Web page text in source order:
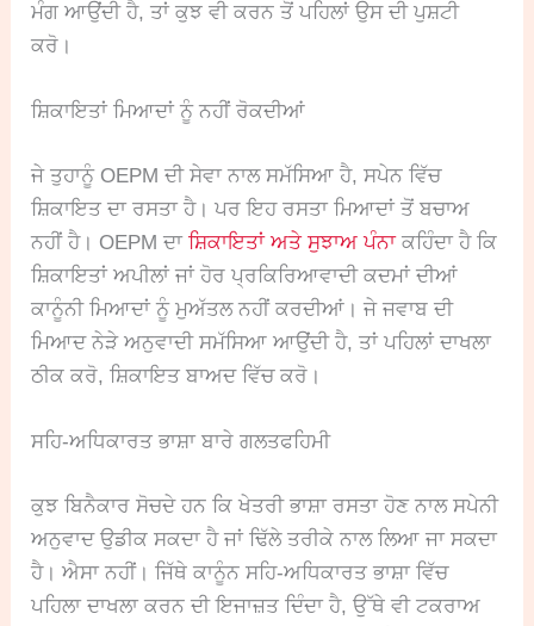
ਮੰਗ ਆਉਂਦੀ ਹੈ, ਤਾਂ ਕੁਝ ਵੀ ਕਰਨ ਤੋਂ ਪਹਿਲਾਂ ਉਸ ਦੀ ਪੁਸ਼ਟੀ
ਕਰੋ।
ਸ਼ਿਕਾਇਤਾਂ ਮਿਆਦਾਂ ਨੂੰ ਨਹੀਂ ਰੋਕਦੀਆਂ
ਜੇ ਤੁਹਾਨੂੰ OEPM ਦੀ ਸੇਵਾ ਨਾਲ ਸਮੱਸਿਆ ਹੈ, ਸਪੇਨ ਵਿੱਚ
ਸ਼ਿਕਾਇਤ ਦਾ ਰਸਤਾ ਹੈ। ਪਰ ਇਹ ਰਸਤਾ ਮਿਆਦਾਂ ਤੋਂ ਬਚਾਅ
ਨਹੀਂ ਹੈ। OEPM ਦਾਸ਼ਿਕਾਇਤਾਂ ਅਤੇ ਸੁਝਾਅ ਪੰਨਾਕਹਿੰਦਾ ਹੈ ਕਿ
ਸ਼ਿਕਾਇਤਾਂ ਅਪੀਲਾਂ ਜਾਂ ਹੋਰ ਪ੍ਰਕਿਰਿਆਵਾਦੀ ਕਦਮਾਂ ਦੀਆਂ
ਕਾਨੂੰਨੀ ਮਿਆਦਾਂ ਨੂੰ ਮੁਅੱਤਲ ਨਹੀਂ ਕਰਦੀਆਂ। ਜੇ ਜਵਾਬ ਦੀ
ਮਿਆਦ ਨੇੜੇ ਅਨੁਵਾਦੀ ਸਮੱਸਿਆ ਆਉਂਦੀ ਹੈ, ਤਾਂ ਪਹਿਲਾਂ ਦਾਖਲਾ
ਠੀਕ ਕਰੋ, ਸ਼ਿਕਾਇਤ ਬਾਅਦ ਵਿੱਚ ਕਰੋ।
ਸਹਿ-ਅਧਿਕਾਰਤ ਭਾਸ਼ਾ ਬਾਰੇ ਗਲਤਫਹਿਮੀ
ਕੁਝ ਬਿਨੈਕਾਰ ਸੋਚਦੇ ਹਨ ਕਿ ਖੇਤਰੀ ਭਾਸ਼ਾ ਰਸਤਾ ਹੋਣ ਨਾਲ ਸਪੇਨੀ
ਅਨੁਵਾਦ ਉਡੀਕ ਸਕਦਾ ਹੈ ਜਾਂ ਢਿੱਲੇ ਤਰੀਕੇ ਨਾਲ ਲਿਆ ਜਾ ਸਕਦਾ
ਹੈ। ਐਸਾ ਨਹੀਂ। ਜਿੱਥੇ ਕਾਨੂੰਨ ਸਹਿ-ਅਧਿਕਾਰਤ ਭਾਸ਼ਾ ਵਿੱਚ
ਪਹਿਲਾ ਦਾਖਲਾ ਕਰਨ ਦੀ ਇਜਾਜ਼ਤ ਦਿੰਦਾ ਹੈ, ਉੱਥੇ ਵੀ ਟਕਰਾਅ